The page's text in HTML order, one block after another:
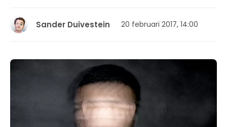
Sander Duivestein 20 februari 2017, 14:00